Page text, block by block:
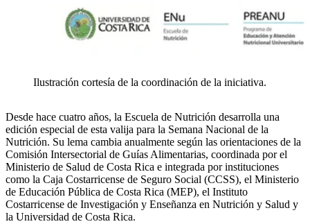
Ilustración cortesía de la coordinación de la iniciativa.
Desde hace cuatro años, la Escuela de Nutrición desarrolla una
edición especial de esta valija para la Semana Nacional de la
Nutrición. Su lema cambia anualmente según las orientaciones de la
Comisión Intersectorial de Guías Alimentarias, coordinada por el
Ministerio de Salud de Costa Rica e integrada por instituciones
como la Caja Costarricense de Seguro Social (CCSS), el Ministerio
de Educación Pública de Costa Rica (MEP), el Instituto
Costarricense de Investigación y Enseñanza en Nutrición y Salud y
la Universidad de Costa Rica.